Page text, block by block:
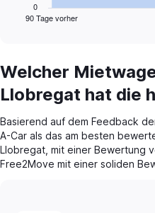
Range:
91
categories.
chart
has
1
Y
90 Tage vorher
0
End
Welcher
Llobregat hat die
Basierend auf dem Feedback
A-Car als das am besten
Llobregat, mit einer Bewertung
Free2Move mit einer soliden